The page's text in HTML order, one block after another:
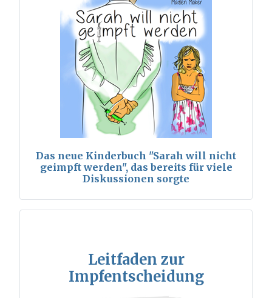
Das neue Kinderbuch "Sarah will nicht
geimpft werden", das bereits für viele
Diskussionen sorgte
Leitfaden zur
Impfentscheidung